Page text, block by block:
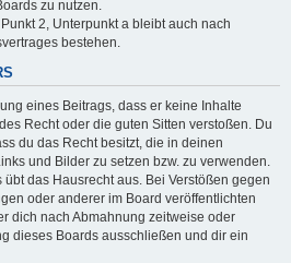
zu nutzen.
2, Unterpunkt a bleibt auch nach
bestehen.
eines Beitrags, dass er keine Inhalte
Recht oder die guten Sitten verstoßen. Du
du das Recht besitzt, die in deinen
und Bilder zu setzen bzw. zu verwenden.
das Hausrecht aus. Bei Verstößen gegen
oder anderer im Board veröffentlichten
dich nach Abmahnung zeitweise oder
dieses Boards ausschließen und dir ein